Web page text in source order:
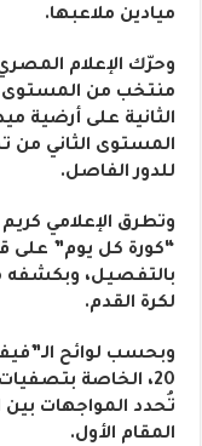
ميادين ملاعبها.
وحرّك الإعلام
منتخب من المستوى
الثانية على أرضية
المستوى الثاني من
للدور الفاصل.
وتطرق الإعلامي
“كورة كل يوم” على
بالتفصيل، وبكشفه
لكرة القدم.
20، الخاصة
تُحدد المواجهات بين
المقام الأول.